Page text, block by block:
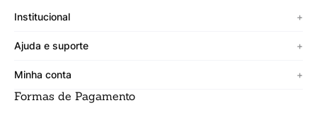
Institucional +
Sobre a Cicero
Ajuda e suporte +
Termos de uso
Política de segurança
Minha conta +
Meus Dados
Formas de Pagamento